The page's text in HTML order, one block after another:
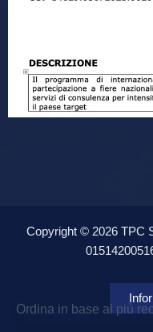
Copyright © 2026 TPC